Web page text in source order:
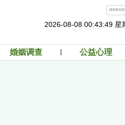
2026-08-08 00:43:50 星
婚姻调查 公益心理